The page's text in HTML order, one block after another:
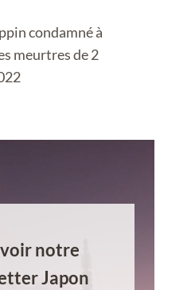
condamné à
meurtres de 2
notre
Japon